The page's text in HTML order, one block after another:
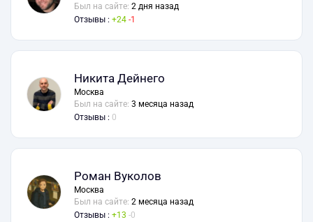
Был на сайте: 2 дня назад
Отзывы :
24 1
Никита Дейнего
Москва
Был на сайте: 3 месяца назад
Отзывы : 0
Роман Вуколов
Москва
Был на сайте: 2 месяца назад
Отзывы :
13 0